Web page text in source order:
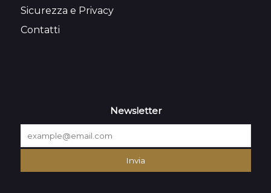
Sicurezza e Privacy
Contatti
Newsletter